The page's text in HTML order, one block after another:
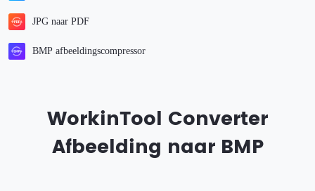
JPG naar PDF
BMP afbeeldingscompressor
WorkinTool Converter
Afbeelding naar BMP